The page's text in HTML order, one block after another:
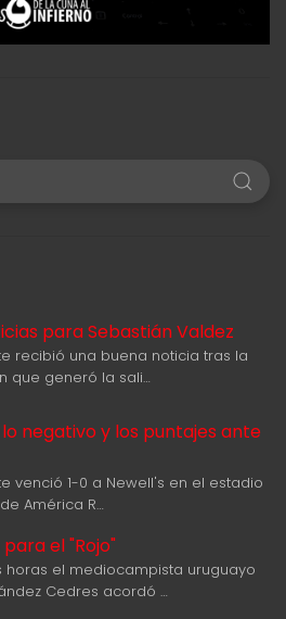
para Sebastián Valdez
recibió una buena noticia tras la
que generó la sali…
lo negativo y los puntajes ante
venció 1-0 a Newell's en el estadio
América R…
el "Rojo"
horas el mediocampista uruguayo
Cedres acordó …